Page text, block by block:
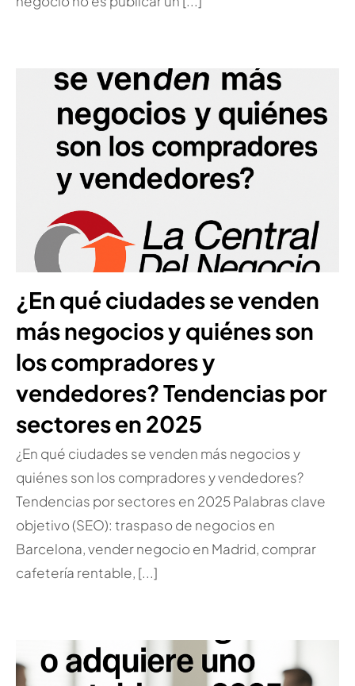
¿En qué ciudades se venden
más negocios y quiénes son
los compradores y
vendedores? Tendencias por
sectores en 2025
¿En qué ciudades se venden más negocios y
quiénes son los compradores y vendedores?
Tendencias por sectores en 2025 Palabras clave
objetivo (SEO): traspaso de negocios en
Barcelona, vender negocio en Madrid, comprar
cafetería rentable, [...]